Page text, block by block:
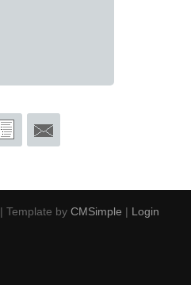
| Template by CMSimple | Login